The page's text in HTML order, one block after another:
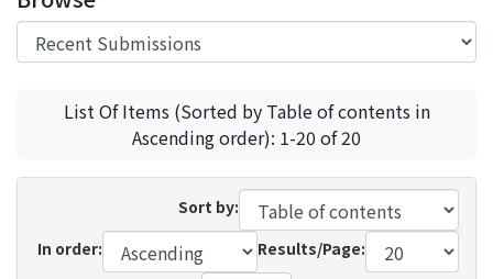
List Of Items (Sorted by Table of contents in
Ascending order): 1-20 of 20
Sort by:
In order:
Results/Page: